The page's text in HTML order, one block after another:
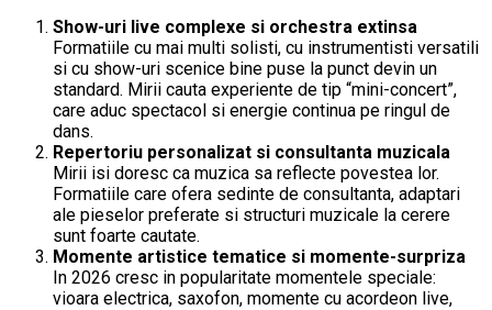
Show-uri live complexe si orchestra extinsa
Formatiile cu mai multi solisti, cu instrumentisti versatili
si cu show-uri scenice bine puse la punct devin un
standard. Mirii cauta experiente de tip “mini-concert”,
care aduc spectacol si energie continua pe ringul de
dans.
Repertoriu personalizat si consultanta muzicala
Mirii isi doresc ca muzica sa reflecte povestea lor.
Formatiile care ofera sedinte de consultanta, adaptari
ale pieselor preferate si structuri muzicale la cerere
sunt foarte cautate.
Momente artistice tematice si momente-surpriza
In 2026 cresc in popularitate momentele speciale:
vioara electrica, saxofon, momente cu acordeon live,